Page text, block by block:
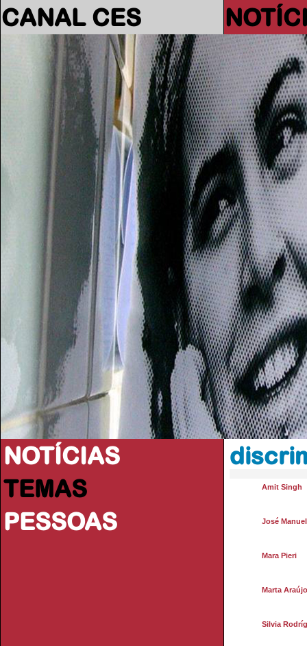
CANAL CES
NOTÍCIAS
TEMAS
PESSOAS
Amit Singh
José
Mara Pieri
Marta Araújo
Silvia